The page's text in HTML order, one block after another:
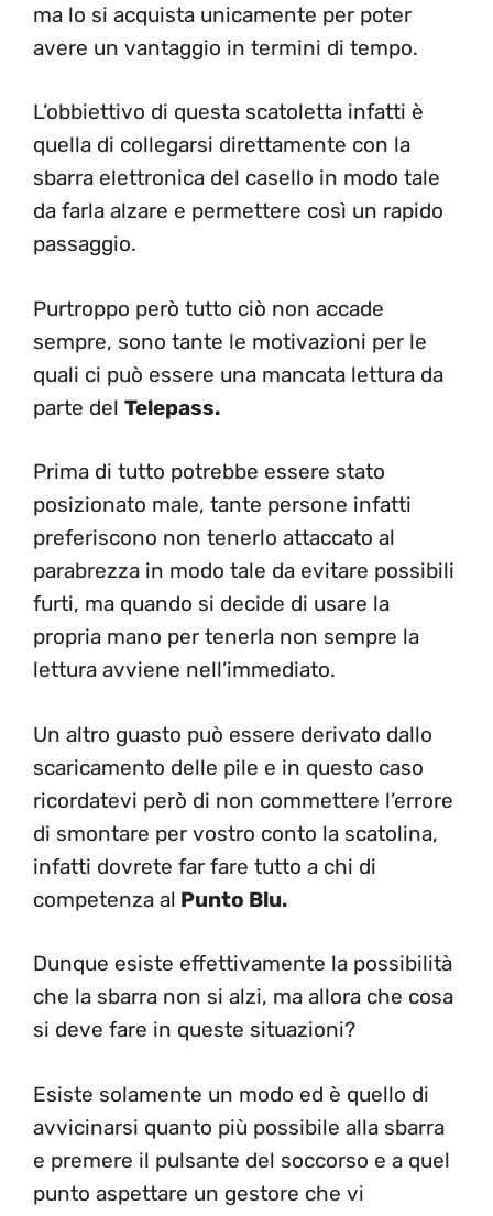
ma lo si acquista unicamente per poter
avere un vantaggio in termini di tempo.
L’obbiettivo di questa scatoletta infatti è
quella di collegarsi direttamente con la
sbarra elettronica del casello in modo tale
da farla alzare e permettere così un rapido
passaggio.
Purtroppo però tutto ciò non accade
sempre, sono tante le motivazioni per le
quali ci può essere una mancata lettura da
parte del Telepass.
Prima di tutto potrebbe essere stato
posizionato male, tante persone infatti
preferiscono non tenerlo attaccato al
parabrezza in modo tale da evitare possibili
furti, ma quando si decide di usare la
propria mano per tenerla non sempre la
lettura avviene nell’immediato.
Un altro guasto può essere derivato dallo
scaricamento delle pile e in questo caso
ricordatevi però di non commettere l’errore
di smontare per vostro conto la scatolina,
infatti dovrete far fare tutto a chi di
competenza al Punto Blu.
Dunque esiste effettivamente la possibilità
che la sbarra non si alzi, ma allora che cosa
si deve fare in queste situazioni?
Esiste solamente un modo ed è quello di
avvicinarsi quanto più possibile alla sbarra
e premere il pulsante del soccorso e a quel
punto aspettare un gestore che vi